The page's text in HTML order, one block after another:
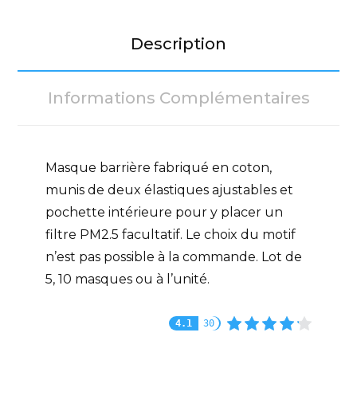
Description
Informations Complémentaires
Masque barrière fabriqué en coton,
munis de deux élastiques ajustables et
pochette intérieure pour y placer un
filtre PM2.5 facultatif. Le choix du motif
n’est pas possible à la commande. Lot de
5, 10 masques ou à l’unité.
4.1 30